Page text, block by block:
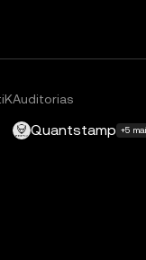
Auditorias
Quantstamp +5